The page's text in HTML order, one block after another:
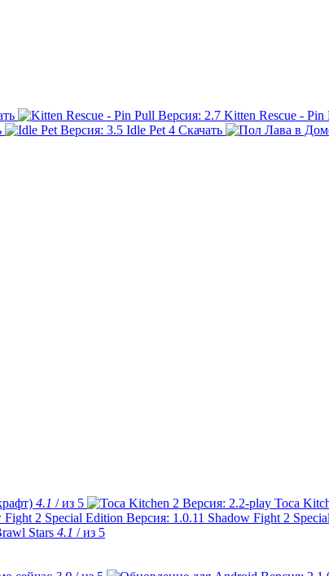
Kitten Rescue - Pin
Idle Pet 4 Скачать
4.1 / из 5 Toca
Shadow Fight 2
Stars 4.1 / из 5